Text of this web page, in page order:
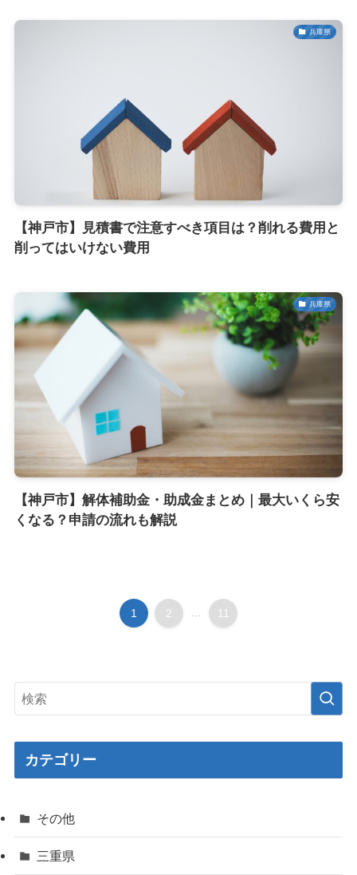
兵庫県
【神戸市】見積書で注意すべき項目は？削れる費用と
削ってはいけない費用
兵庫県
【神戸市】解体補助金・助成金まとめ｜最大いくら安
くなる？申請の流れも解説
1 2 11
カテゴリー
その他
三重県